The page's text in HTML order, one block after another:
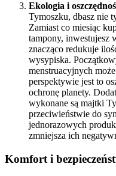
Ekologia i
Tymoszku, dbasz nie
Zamiast co miesiąc
tampony, inwestujesz
znacząco redukuje
wysypiska.
menstruacyjnych
perspektywie jest to
ochronę planety.
wykonane są majtki
przeciwieństwie do
jednorazowych
zmniejsza ich
Komfort i